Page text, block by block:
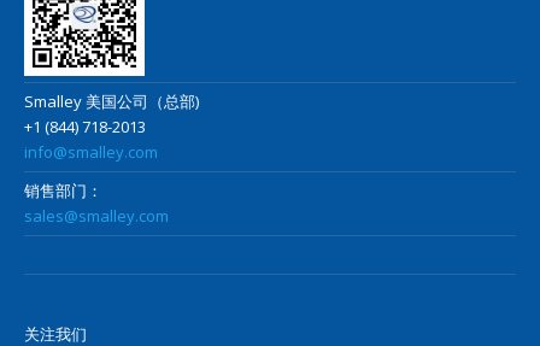
Smalley 美国公司（总部)
+1 (844) 718-2013
info@smalley.com
销售部门：
sales@smalley.com
关注我们